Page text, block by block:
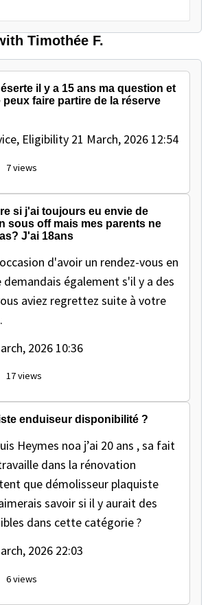
Timothée F.
il y a 15 ans ma question et
peux faire partire de la réserve
Eligibility 21 March, 2026 12:54
7 views
si j'ai toujours eu envie de
sous off mais mes parents ne
J'ai 18ans
d'avoir un rendez-vous en
demandais également s'il y a des
aviez regrettez suite à votre
2026 10:36
17 views
enduiseur disponibilité ?
Heymes noa j’ai 20 ans , sa fait
dans la rénovation
que démolisseur plaquiste
savoir si il y aurait des
dans cette catégorie ?
2026 22:03
6 views